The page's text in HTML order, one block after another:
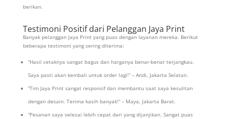
berikan.
Testimoni Positif dari Pelanggan Jaya Print
Banyak pelanggan Jaya Print yang puas dengan layanan mereka. Berikut
beberapa testimoni yang sering diterima:
“Hasil cetaknya sangat bagus dan harganya benar-benar terjangkau.
Saya pasti akan kembali untuk order lagi!” – Andi, Jakarta Selatan.
“Tim Jaya Print sangat responsif dan membantu saat saya kesulitan
dengan desain. Terima kasih banyak!” – Maya, Jakarta Barat.
“Pesanan saya selesai lebih cepat dari yang dijanjikan. Sangat puas